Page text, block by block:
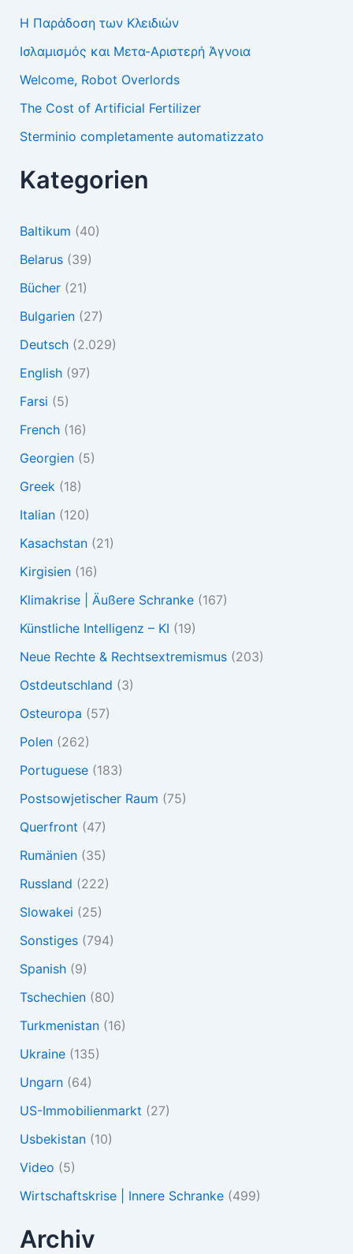
Η Παράδοση των Κλειδιών
Ισλαμισμός και Μετα-Αριστερή Άγνοια
Welcome, Robot Overlords
The Cost of Artificial Fertilizer
Sterminio completamente automatizzato
Kategorien
Baltikum (40)
Belarus(39)
Bücher(21)
Bulgarien(27)
Deutsch(2.029)
English(97)
Farsi (5)
French(16)
Georgien(5)
Greek (18)
Italian(120)
Kasachstan(21)
Kirgisien(16)
Klimakrise | Äußere Schranke(167)
Künstliche Intelligenz – KI (19)
Neue Rechte & Rechtsextremismus(203)
Ostdeutschland (3)
Osteuropa (57)
Polen(262)
Portuguese(183)
Postsowjetischer Raum (75)
Querfront (47)
Rumänien(35)
Russland (222)
Slowakei (25)
Sonstiges(794)
Spanish(9)
Tschechien(80)
Turkmenistan(16)
Ukraine(135)
Ungarn(64)
US-Immobilienmarkt (27)
Usbekistan(10)
Video (5)
Wirtschaftskrise | Innere Schranke(499)
Archiv